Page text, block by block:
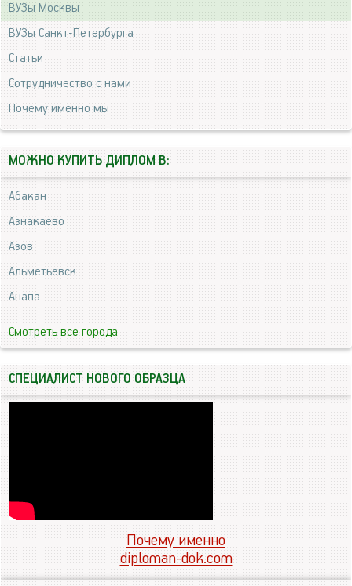
ВУЗы Москвы
ВУЗы Санкт-Петербурга
Статьи
Сотрудничество с нами
Почему именно мы
МОЖНО КУПИТЬ ДИПЛОМ В:
Абакан
Азнакаево
Азов
Альметьевск
Анапа
Смотреть все города
СПЕЦИАЛИСТ НОВОГО ОБРАЗЦА
Почему именно
diploman-dok.com